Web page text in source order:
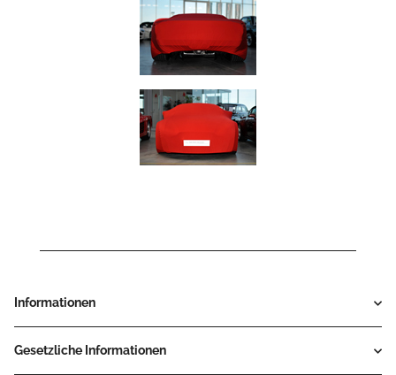
Informationen
Gesetzliche Informationen